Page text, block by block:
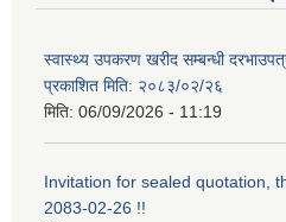
स्वास्थ्य उपकरण खरीद सम्बन्धी
प्रकाशित मिति: २०८३/०२/२६
मिति: 06/09/2026 - 11:19
Invitation for sealed quotation,
2083-02-26 !!